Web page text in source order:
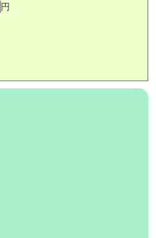
円